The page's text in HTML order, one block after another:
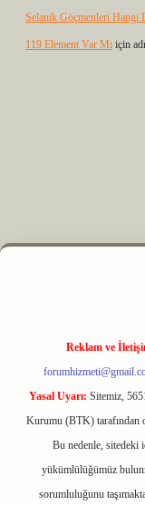
Selanik Göçmenleri Hangi
119 Element Var Mı için
Reklam ve
Yasal Uyarı: Sitemiz,
Kurumu (BTK) tarafından
Bu nedenle, sitedeki
yükümlülüğümüz
sorumluluğunu